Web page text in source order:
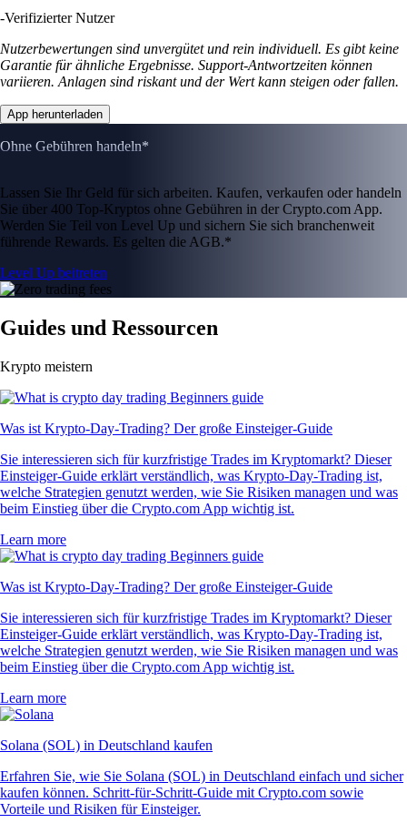
-Verifizierter Nutzer
Nutzerbewertungen sind unvergütet und rein individuell. Es gibt keine
Garantie für ähnliche Ergebnisse. Support-Antwortzeiten können
variieren. Anlagen sind riskant und der Wert kann steigen oder fallen.
App herunterladen
Ohne Gebühren handeln*
Lassen Sie Ihr Geld für sich arbeiten. Kaufen, verkaufen oder handeln
Sie über 400 Top-Kryptos ohne Gebühren in der Crypto.com App.
Werden Sie Teil von Level Up und sichern Sie sich branchenweit
führende Rewards. Es gelten die AGB.*
Level Up beitreten
Guides und Ressourcen
Krypto meistern
Was ist Krypto-Day-Trading? Der große Einsteiger-Guide
Sie interessieren sich für kurzfristige Trades im Kryptomarkt? Dieser
Einsteiger-Guide erklärt verständlich, was Krypto-Day-Trading ist,
welche Strategien genutzt werden, wie Sie Risiken managen und was
beim Einstieg über die Crypto.com App wichtig ist.
Learn more
Was ist Krypto-Day-Trading? Der große Einsteiger-Guide
Sie interessieren sich für kurzfristige Trades im Kryptomarkt? Dieser
Einsteiger-Guide erklärt verständlich, was Krypto-Day-Trading ist,
welche Strategien genutzt werden, wie Sie Risiken managen und was
beim Einstieg über die Crypto.com App wichtig ist.
Learn more
Solana (SOL) in Deutschland kaufen
Erfahren Sie, wie Sie Solana (SOL) in Deutschland einfach und sicher
kaufen können. Schritt-für-Schritt-Guide mit Crypto.com sowie
Vorteile und Risiken für Einsteiger.